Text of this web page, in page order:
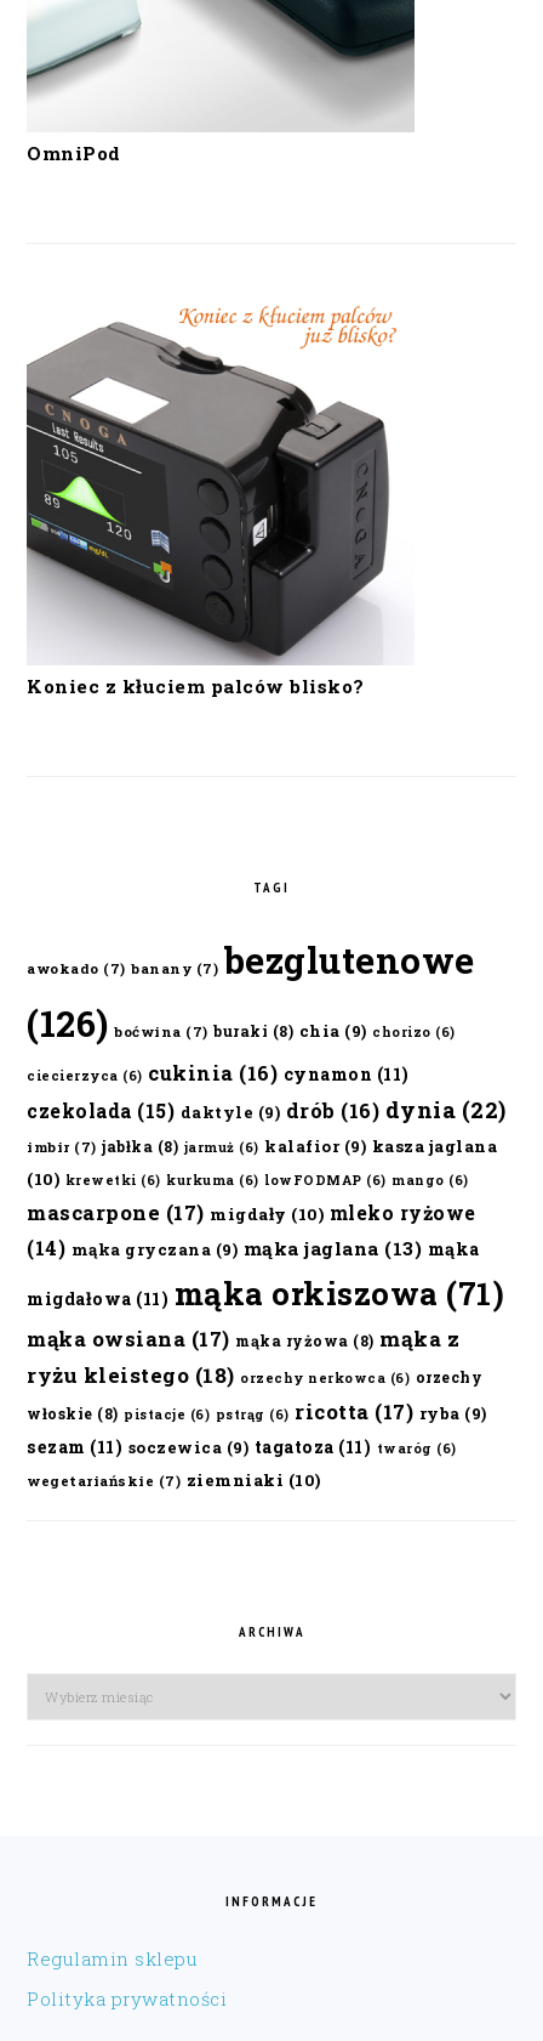
OmniPod
Koniec z kłuciem palców blisko?
TAGI
awokado (7) banany (7) bezglutenowe
(126) boćwina (7) buraki (8) chia (9) chorizo (6)
ciecierzyca (6) cukinia (16) cynamon (11)
czekolada (15) daktyle (9) drób (16) dynia (22)
imbir (7) jabłka (8) jarmuż (6) kalafior(9) kasza jaglana
(10) krewetki (6) kurkuma (6) lowFODMAP (6) mango (6)
mascarpone (17) migdały (10) mleko ryżowe
(14) mąka gryczana (9) mąka jaglana (13) mąka
migdałowa (11) mąka orkiszowa (71)
mąka owsiana (17) mąka ryżowa (8) mąka z
ryżu kleistego (18) orzechy nerkowca (6) orzechy
włoskie (8) pistacje (6) pstrąg (6) ricotta (17) ryba (9)
sezam (11) soczewica (9) tagatoza (11) twaróg (6)
wegetariańskie (7) ziemniaki (10)
ARCHIWA
Archiwa
INFORMACJE
Regulamin sklepu
Polityka prywatności